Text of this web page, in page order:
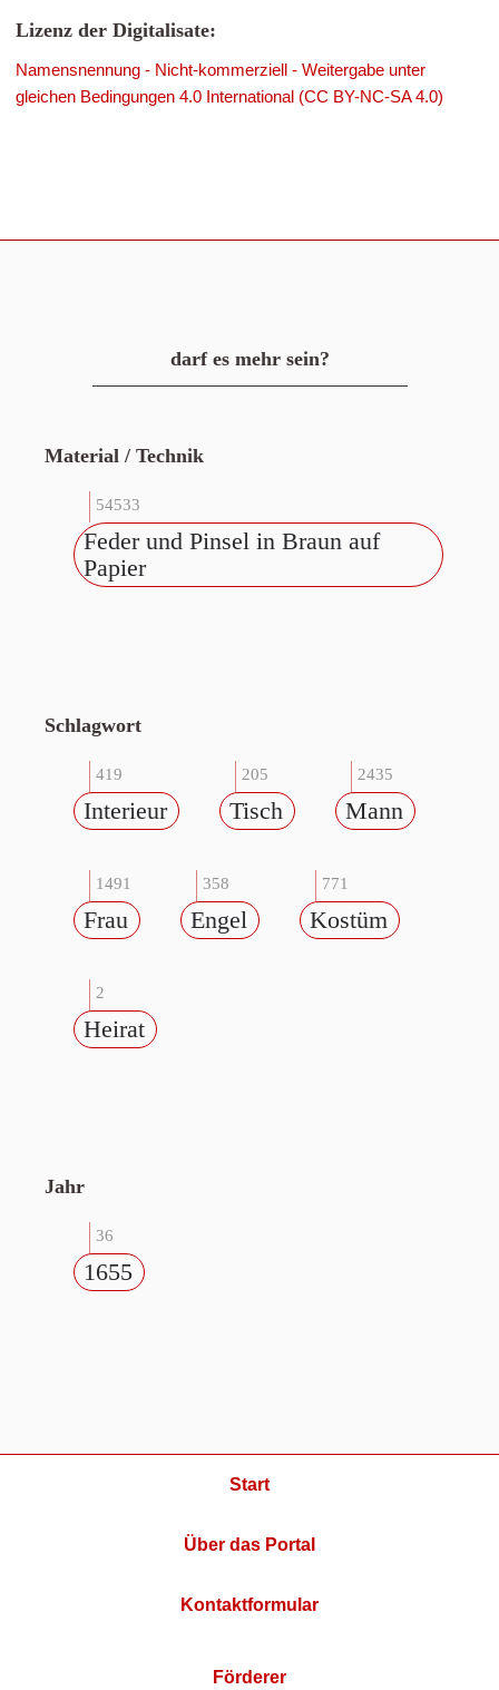
Lizenz der Digitalisate:
Namensnennung - Nicht-kommerziell - Weitergabe unter
gleichen Bedingungen 4.0 International (CC BY-NC-SA 4.0)
darf es mehr sein?
Material / Technik
54533
Feder und Pinsel in Braun auf
Papier
Schlagwort
419
Interieur
205
Tisch
2435
Mann
1491
Frau
358
Engel
771
Kostüm
2
Heirat
Jahr
36
1655
Start
Über das Portal
Kontaktformular
Förderer